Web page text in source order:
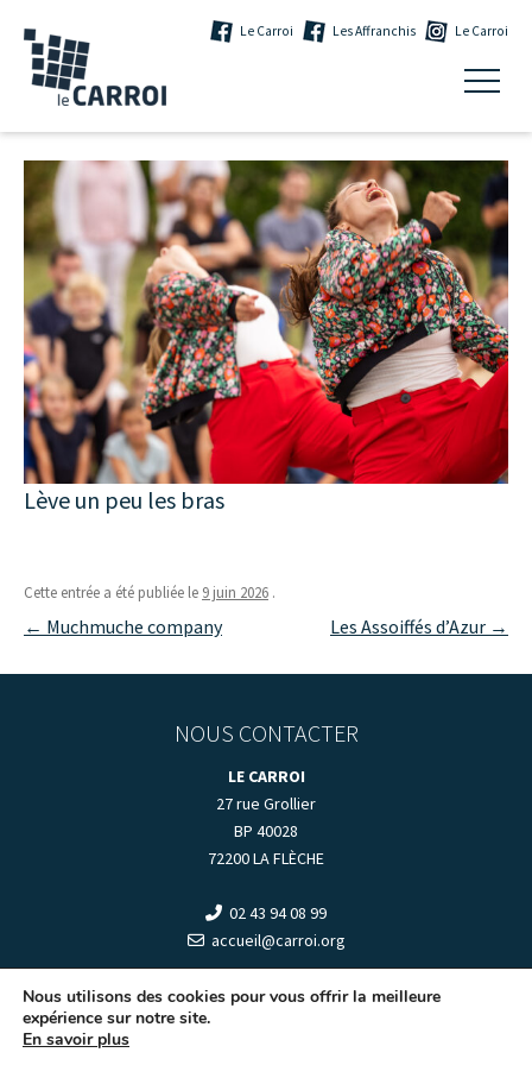
Le Carroi Les Affranchis Le Carroi
Lève un peu les bras
Cette entrée a été publiée le 9 juin 2026 .
Navigation
← Muchmuche company Les Assoiffés d’Azur →
NOUS CONTACTER
LE CARROI
27 rue Grollier
BP 40028
72200 LA FLÈCHE
02 43 94 08 99
accueil@carroi.org
+HORAIRES D'OUVERTURE+
Nous utilisons des cookies pour vous offrir la meilleure
expérience sur notre site.
En savoir plus